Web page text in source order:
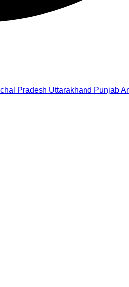
Pradesh Uttarakhand Punjab